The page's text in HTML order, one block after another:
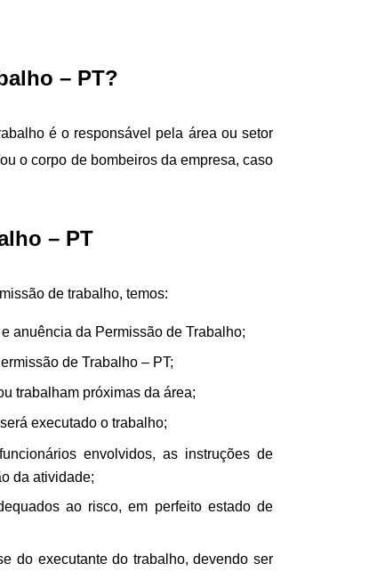
– PT?
é o responsável pela área ou setor
o corpo de bombeiros da empresa, caso
– PT
de trabalho, temos:
anuência da Permissão de Trabalho;
de Trabalho – PT;
trabalham próximas da área;
executado o trabalho;
envolvidos, as instruções de
da atividade;
ao risco, em perfeito estado de
do executante do trabalho, devendo ser